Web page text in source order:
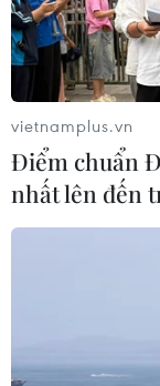
10/02/2022 11:02
Trong 24 giờ
COVID-19,
Nghệ An 1.749
trong 7 ngày qua
vietnamplus.vn
Điểm chuẩn
nhất lên đến